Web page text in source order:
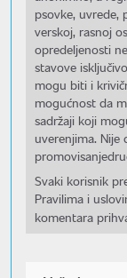
psovke, uvrede,
verskoj, rasnoj
opredeljenosti
stavove
mogu biti i
mogućnost da
sadržaji koji
uverenjima. Nije
Svaki korisnik
Pravilima i
komentara